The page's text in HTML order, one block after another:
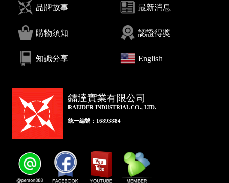
品牌故事 最新消息
購物須知 認證得獎
知識分享 English
鐳達實業有限公司
RAEIDER INDUSTRIAL CO., LTD.
統一編號：16893884